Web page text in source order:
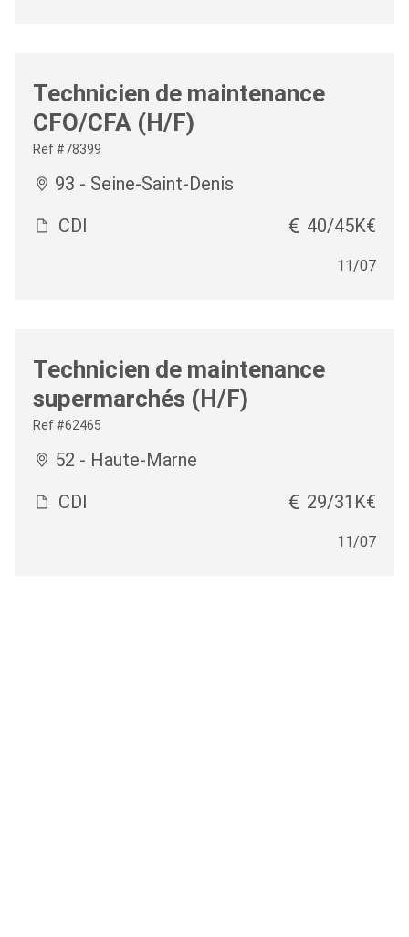
Technicien de maintenance
CFO/CFA (H/F)
Ref #78399
93 - Seine-Saint-Denis
CDI
40/45K€
11/07
Technicien de maintenance
supermarchés (H/F)
Ref #62465
52 - Haute-Marne
CDI
29/31K€
11/07